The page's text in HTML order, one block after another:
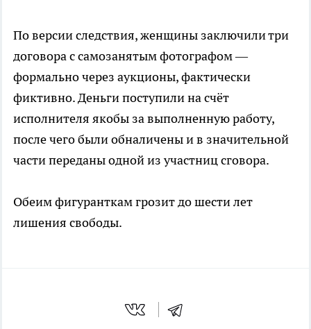
По версии следствия, женщины заключили три
договора с самозанятым фотографом —
формально через аукционы, фактически
фиктивно. Деньги поступили на счёт
исполнителя якобы за выполненную работу,
после чего были обналичены и в значительной
части переданы одной из участниц сговора.
Обеим фигуранткам грозит до шести лет
лишения свободы.